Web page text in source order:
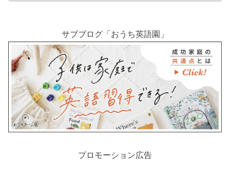
サブブログ「おうち英語園」
プロモーション広告